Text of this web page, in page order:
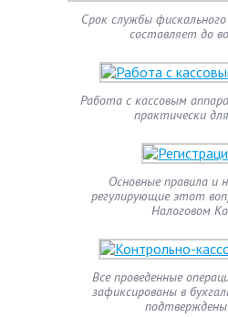
Срок службы
составляет до
Работа с кассовым
практически
Основные правила и
регулирующие этот
Налоговом
Все проведенные
зафиксированы в